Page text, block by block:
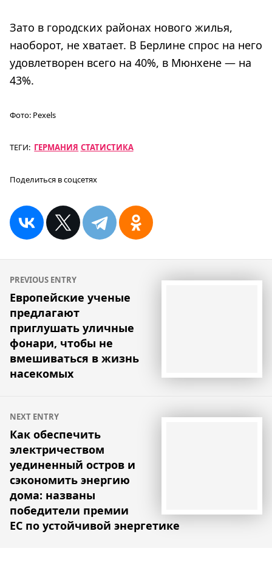
Зато в городских районах нового жилья,
наоборот, не хватает. В Берлине спрос на него
удовлетворен всего на 40%, в Мюнхене — на
43%.
Фото: Pexels
ТЕГИ: ГЕРМАНИЯ СТАТИСТИКА
Поделиться в соцсетях
Навигация
по
записям
PREVIOUS ENTRY
Европейские ученые
предлагают
приглушать уличные
фонари, чтобы не
вмешиваться в жизнь
насекомых
NEXT ENTRY
Как обеспечить
электричеством
уединенный остров и
сэкономить энергию
дома: названы
победители премии
ЕС по устойчивой энергетике